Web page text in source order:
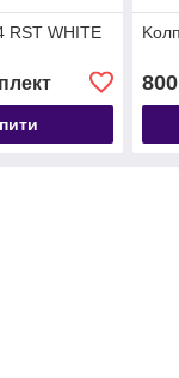
RST WHITE
800